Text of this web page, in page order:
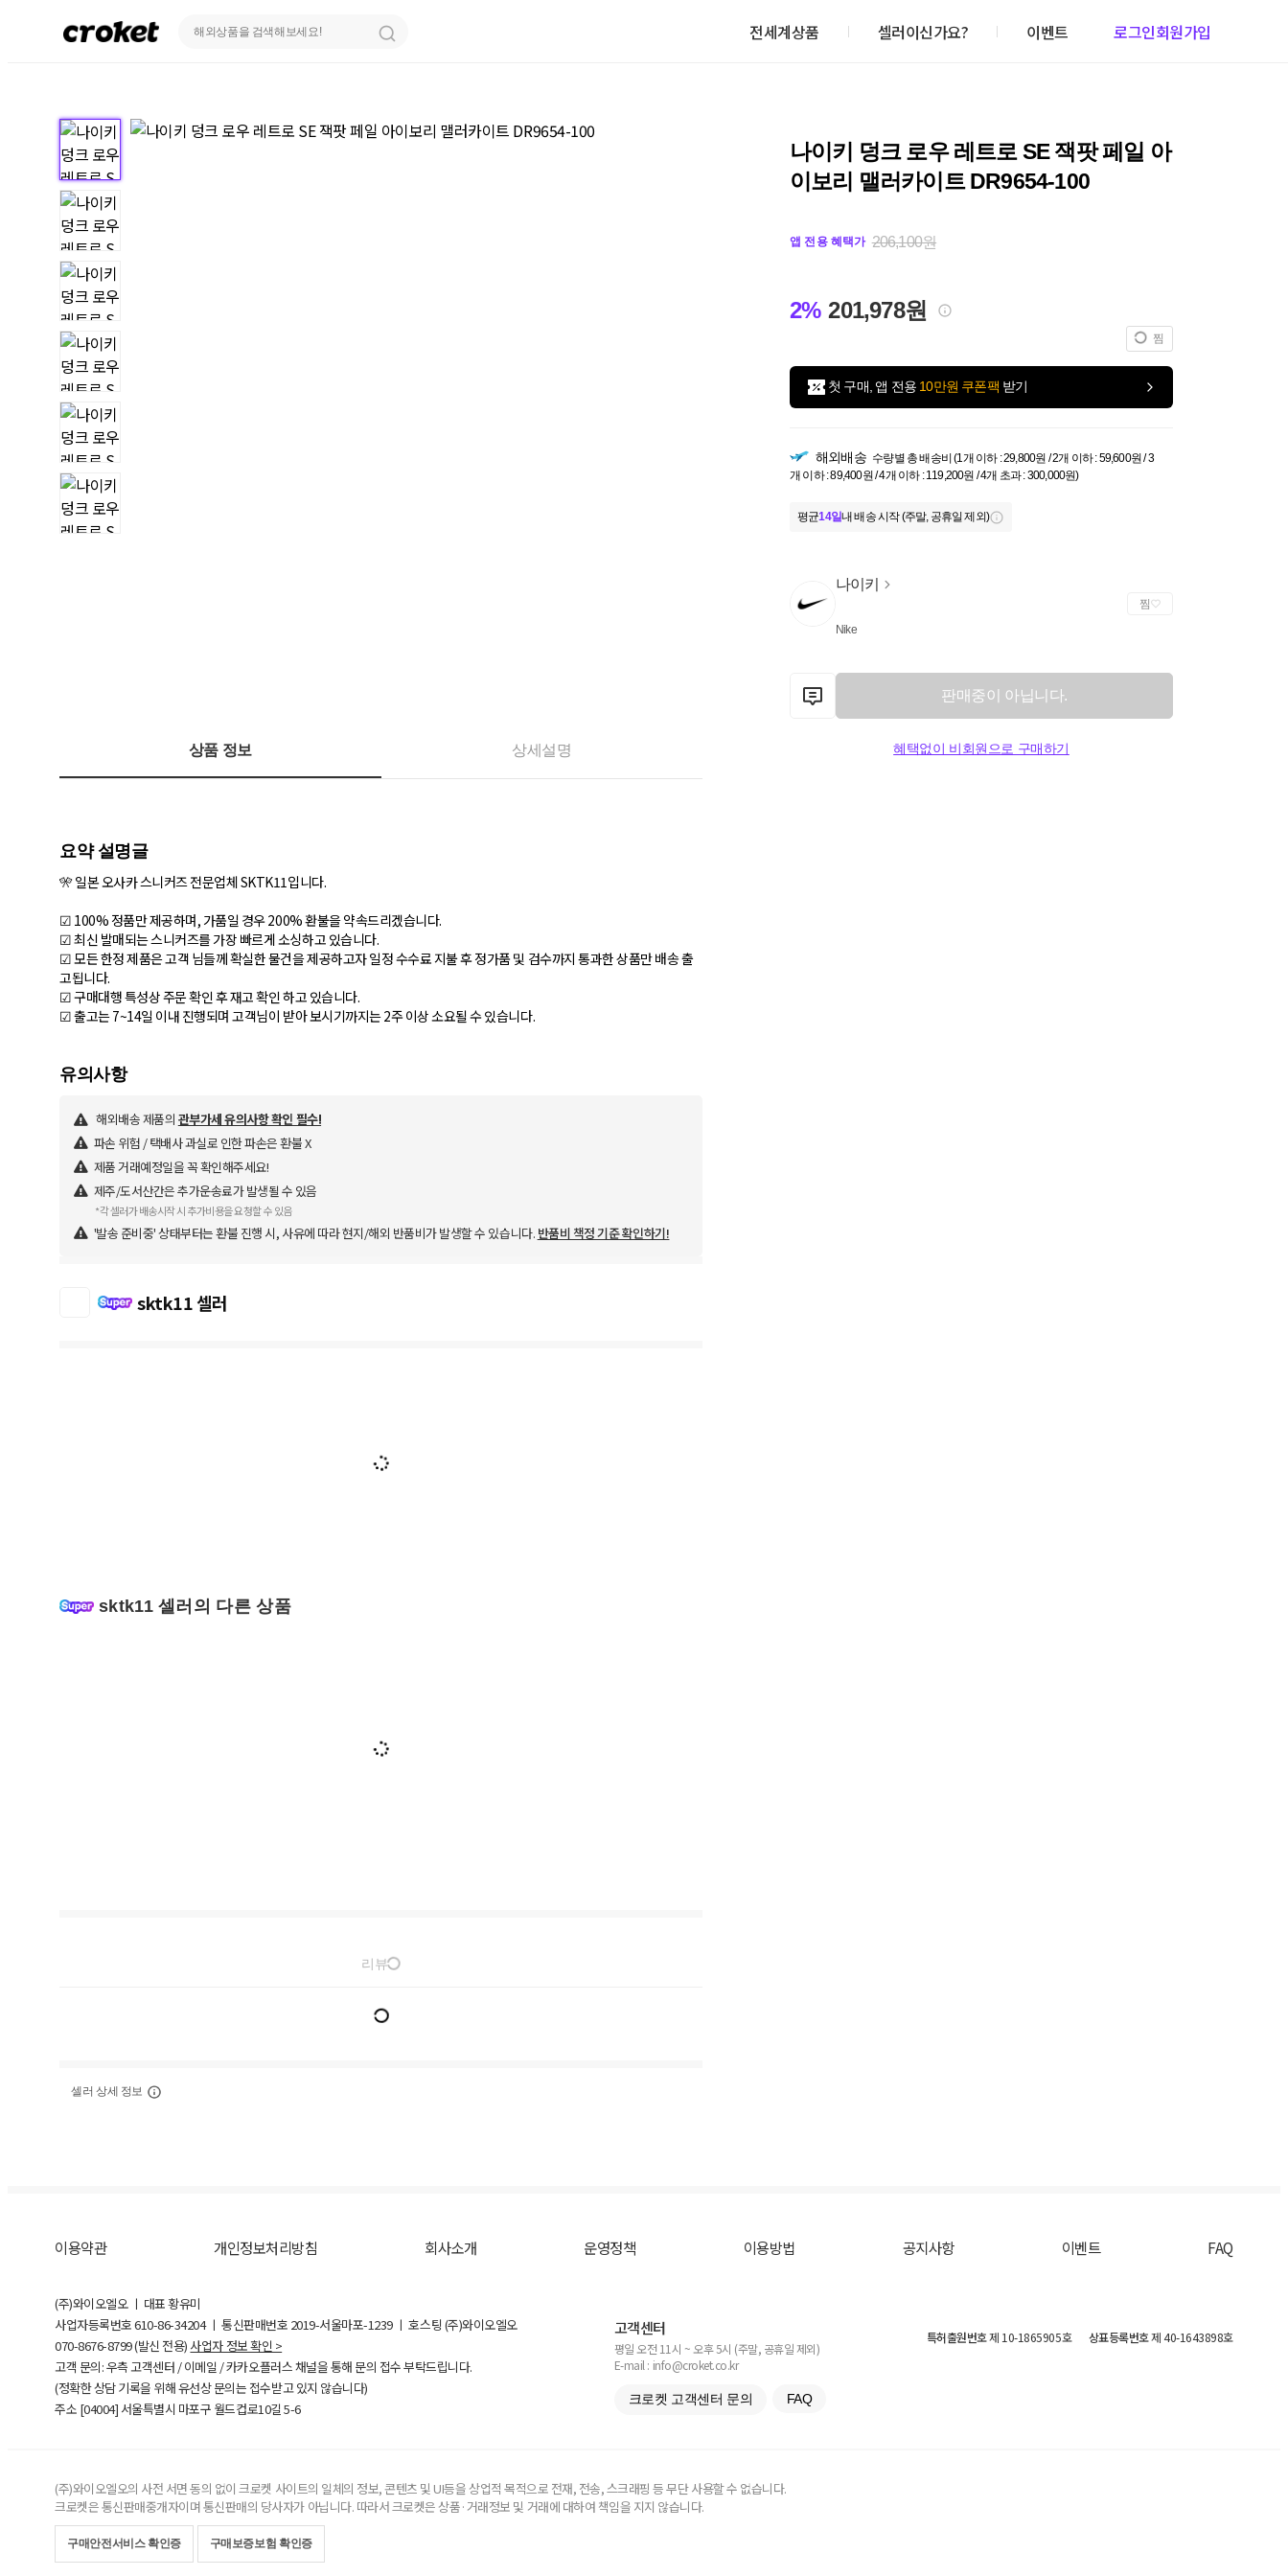
전세계상품 셀러이신가요? 이벤트 로그인회원가입
나이키 덩크 로우 레트로 SE 잭팟 페일 아
이보리 맬러카이트 DR9654-100
앱 전용 혜택가 206,100원
2% 201,978원
찜
첫 구매, 앱 전용 10만원 쿠폰팩 받기
해외배송 수량별 총 배송비 (1개 이하 : 29,800원 / 2개 이하 : 59,600원 / 3
개 이하 : 89,400원 / 4개 이하 : 119,200원 / 4개 초과 : 300,000원)
평균14일내 배송 시작 (주말, 공휴일 제외)
나이키
Nike
찜
판매중이 아닙니다.
혜택없이 비회원으로 구매하기
상품 정보 상세설명
요약 설명글
🎌 일본 오사카 스니커즈 전문업체 SKTK11입니다.
☑ 100% 정품만 제공하며, 가품일 경우 200% 환불을 약속드리겠습니다.
☑ 최신 발매되는 스니커즈를 가장 빠르게 소싱하고 있습니다.
☑ 모든 한정 제품은 고객 님들께 확실한 물건을 제공하고자 일정 수수료 지불 후 정가품 및 검수까지 통과한 상품만 배송 출
고됩니다.
☑ 구매대행 특성상 주문 확인 후 재고 확인 하고 있습니다.
유의사항
해외배송 제품의 관부가세 유의사항 확인 필수!
파손 위험 / 택배사 과실로 인한 파손은 환불 X
제품 거래예정일을 꼭 확인해주세요!
제주/도서산간은 추가운송료가 발생될 수 있음
*각 셀러가 배송시작 시 추가비용을 요청할 수 있음
'발송 준비중' 상태부터는 환불 진행 시, 사유에 따라 현지/해외 반품비가 발생할 수 있습니다. 반품비 책정 기준 확인하기!
sktk11 셀러
sktk11 셀러의 다른 상품
리뷰
셀러 상세 정보
이용약관 개인정보처리방침 회사소개 운영정책 이용방법 공지사항 이벤트 FAQ
(주)와이오엘오 ㅣ 대표 황유미
사업자등록번호610-86-34204ㅣ 통신판매번호 2019-서울마포-1239 ㅣ 호스팅 (주)와이오엘오
070-8676-8799 (발신 전용) 사업자 정보 확인 >
고객 문의: 우측 고객센터 / 이메일 / 카카오플러스 채널을 통해 문의 접수 부탁드립니다.
(정확한 상담 기록을 위해 유선상 문의는 접수받고 있지 않습니다)
주소 [04004] 서울특별시 마포구 월드컵로10길5-6
고객센터
평일 오전 11시 ~ 오후 5시 (주말, 공휴일 제외)
E-mail : info@croket.co.kr
크로켓 고객센터 문의 FAQ
특허출원번호제 10-1865905호 상표등록번호제 40-1643898호
(주)와이오엘오의 사전 서면 동의 없이 크로켓 사이트의 일체의 정보, 콘텐츠 및 UI등을 상업적 목적으로 전재, 전송, 스크래핑 등 무단 사용할 수 없습니다.
크로켓은 통신판매중개자이며 통신판매의 당사자가 아닙니다. 따라서 크로켓은 상품·거래정보 및 거래에 대하여 책임을 지지 않습니다.
구매안전서비스 확인증 구매보증보험 확인증